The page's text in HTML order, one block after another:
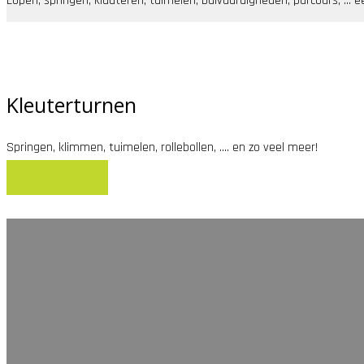
Kleuterturnen
Springen, klimmen, tuimelen, rollebollen, .... en zo veel meer!